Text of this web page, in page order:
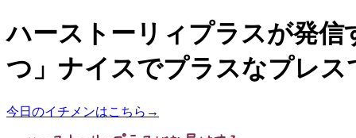
ハーストーリィプラスが発信
つ」ナイスでプラスなプレス
今日のイチメンはこちら→